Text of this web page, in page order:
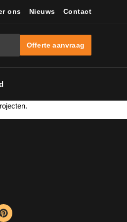
ons Nieuws Contact
Offerte aanvraag